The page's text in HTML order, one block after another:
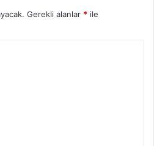
Gerekli alanlar * ile